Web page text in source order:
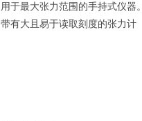
用于最大张力范围的手持式仪器。
带有大且易于读取刻度的张力计